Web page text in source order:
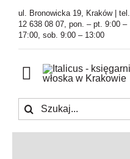
Przejdź
zawartości
ul. Bronowicka 19, Kraków | tel.
12 638 08 07, pon. – pt. 9:00 –
17:00, sob. 9:00 – 13:00
Toggle
Navigation
Księgarnia
Szukaj